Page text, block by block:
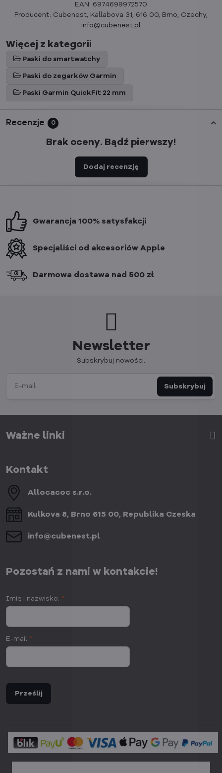
EAN: 6974699972570
Producent: Cubenest, Kallabova 31, 616 00, Brno, Czechy,
info@cubenest.pl
Więcej z kategorii
Paski do smartwatchy
Paski do zegarków Garmin
Paski Garmin QuickFit 22 mm
Recenzje 0
Brak oceny. Bądź pierwszy!
Dodaj recenzję
Gwarancja 100% satysfakcji
Specjaliści od akcesoriów Apple
Darmowa dostawa nad 500 zł
Newsletter
Subskrybuj nowości:
Subskrybuj
Ważne linki
Kontakt
Allocacoc s​.r​.o​.
Kulkova 8, Brno 615 00, Republika Czeska
info​@cubenest​.pl
Pozostań z nami w kontakcie!
Imię i nazwisko: *
E-mail *
Prześlij